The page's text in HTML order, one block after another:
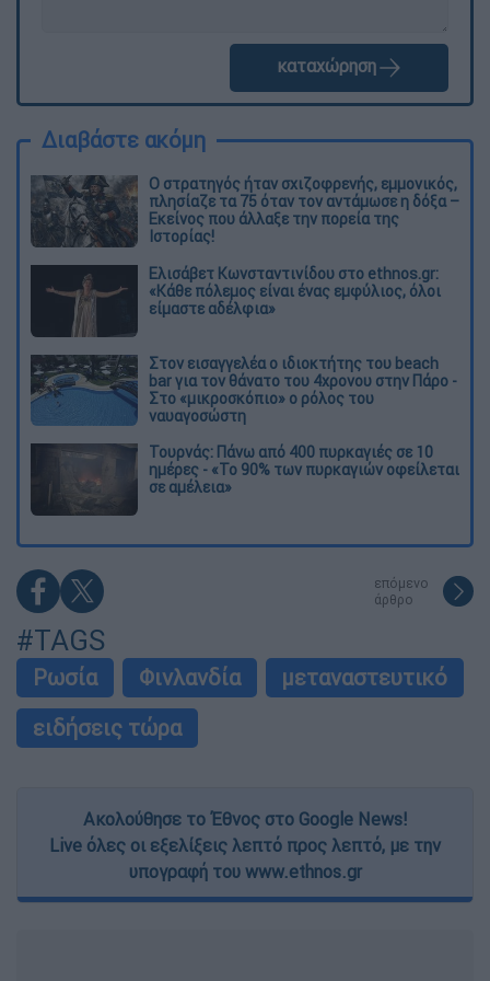
καταχώρηση
Διαβάστε ακόμη
O στρατηγός ήταν σχιζοφρενής, εμμονικός,
πλησίαζε τα 75 όταν τον αντάμωσε η δόξα –
Εκείνος που άλλαξε την πορεία της
Ιστορίας!
Ελισάβετ Κωνσταντινίδου στο ethnos.gr:
«Κάθε πόλεμος είναι ένας εμφύλιος, όλοι
είμαστε αδέλφια»
Στον εισαγγελέα ο ιδιοκτήτης του beach
bar για τον θάνατο του 4χρονου στην Πάρο -
Στο «μικροσκόπιο» ο ρόλος του
ναυαγοσώστη
Τουρνάς: Πάνω από 400 πυρκαγιές σε 10
ημέρες - «Το 90% των πυρκαγιών οφείλεται
σε αμέλεια»
επόμενο
άρθρο
#TAGS
Ρωσία Φινλανδία
μεταναστευτικό
ειδήσεις τώρα
Ακολούθησε το Έθνος στο Google News!
Live όλες οι εξελίξεις λεπτό προς λεπτό, με την
υπογραφή του www.ethnos.gr